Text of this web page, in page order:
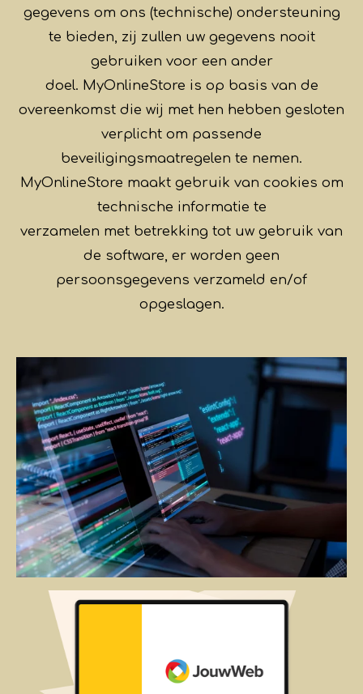
gegevens om ons (technische) ondersteuning
te bieden, zij zullen uw gegevens nooit
gebruiken voor een ander
doel. MyOnlineStore is op basis van de
overeenkomst die wij met hen hebben gesloten
verplicht om passende
beveiligingsmaatregelen te nemen.
MyOnlineStore maakt gebruik van cookies om
technische informatie te
verzamelen met betrekking tot uw gebruik van
de software, er worden geen
persoonsgegevens verzameld en/of
opgeslagen.